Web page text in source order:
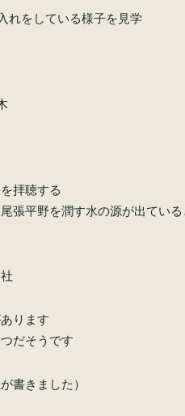
れをしている様子を見学
拝聴する
張平野を潤す水の源が出てい
ります
だそうです
書きました）